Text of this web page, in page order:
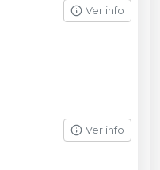
Ver info
Ver info